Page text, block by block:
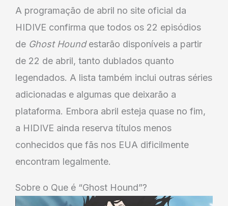
A programação de abril no site oficial da
HIDIVE confirma que todos os 22 episódios
de Ghost Houndestarão disponíveis a partir
de 22 de abril, tanto dublados quanto
legendados. A lista também inclui outras séries
adicionadas e algumas que deixarão a
plataforma. Embora abril esteja quase no fim,
a HIDIVE ainda reserva títulos menos
conhecidos que fãs nos EUA dificilmente
encontram legalmente.
Sobre o Que é “Ghost Hound”?